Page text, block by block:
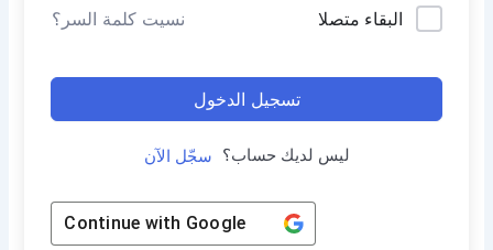
البقاء متصلا نسيت كلمة السر؟
تسجيل الدخول
ليس لديك حساب؟ سجّل الآن
Continue with Google